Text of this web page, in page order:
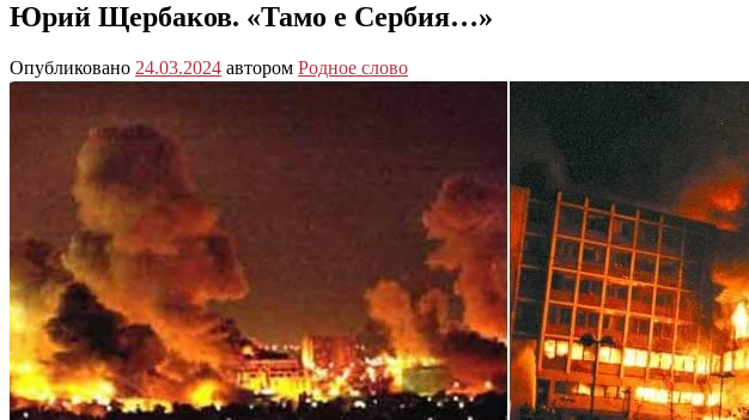
Юрий Щербаков. «Тамо е Сербия…»
Опубликовано 24.03.2024 автором Родное слово